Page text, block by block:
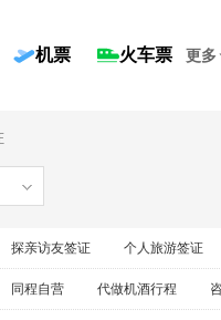
机票 火车票 更多
探亲访友签证 个人旅游签证
同程自营 代做机酒行程